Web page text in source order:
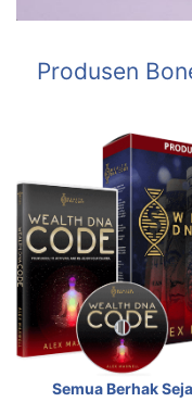
Produsen
Semua Berhak